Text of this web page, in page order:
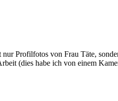
Profilfotos von Frau Täte,
(dies habe ich von einem